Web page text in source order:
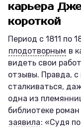
карьера
короткой
Период с 1811 по
плодотворным в
видеть свои
отзывы. Правда,
сталкиваться,
одна из
библиотеке
заявила: «Судя